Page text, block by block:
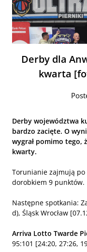
Derby dla
kwarta
Derby województwa
bardzo zacięte. O
wygrał pomimo tego,
kwarty.
Torunianie zajmują po
dorobkiem 9 punktów.
Następne spotkania:
d), Śląsk Wrocław
Arriva Lotto Twarde
95:101 [24:20, 27:26,